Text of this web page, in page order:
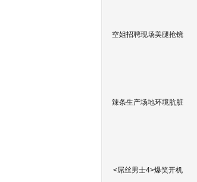
空姐招聘现场美腿抢镜
辣条生产场地环境肮脏
<屌丝男士4>爆笑开机